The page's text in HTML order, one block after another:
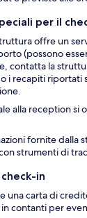
per il
offre un
(possono
contatta la
i recapiti riportati
alla reception si
fornite dalla
strumenti di
in
una carta di
contanti per